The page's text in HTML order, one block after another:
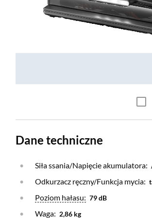
Dane techniczne
Siła ssania/Napięcie akumulatora:
Odkurzacz ręczny/Funkcja mycia:
Otwórz warstwę
Poziom hałasu: 79 dB
Waga: 2,86 kg